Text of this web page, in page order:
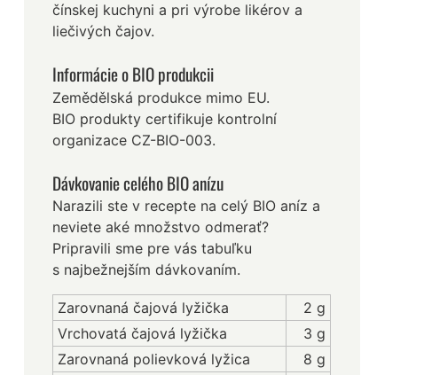
čínskej kuchyni a pri výrobe likérov a
liečivých čajov.
Informácie o BIO produkcii
Zemědělská produkce mimo EU.
BIO produkty certifikuje kontrolní
organizace CZ-BIO-003.
Dávkovanie celého BIO anízu
Narazili ste v recepte na celý BIO aníz a
neviete aké množstvo odmerať?
Pripravili sme pre vás tabuľku
s najbežnejším dávkovaním.
Zarovnaná čajová lyžička
2 g
Vrchovatá čajová lyžička
3 g
Zarovnaná polievková lyžica
8 g